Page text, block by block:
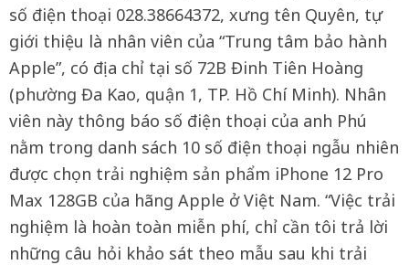
số điện thoại 028.38664372, xưng tên Quyên, tự
giới thiệu là nhân viên của “Trung tâm bảo hành
Apple”, có địa chỉ tại số 72B Đinh Tiên Hoàng
(phường Đa Kao, quận 1, TP. Hồ Chí Minh). Nhân
viên này thông báo số điện thoại của anh Phú
nằm trong danh sách 10 số điện thoại ngẫu nhiên
được chọn trải nghiệm sản phẩm iPhone 12 Pro
Max 128GB của hãng Apple ở Việt Nam. “Việc trải
nghiệm là hoàn toàn miễn phí, chỉ cần tôi trả lời
những câu hỏi khảo sát theo mẫu sau khi trải